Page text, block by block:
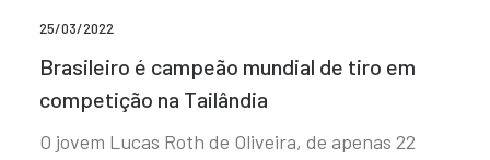
25/03/2022
Brasileiro é campeão mundial de tiro em
competição na Tailândia
O jovem Lucas Roth de Oliveira, de apenas 22